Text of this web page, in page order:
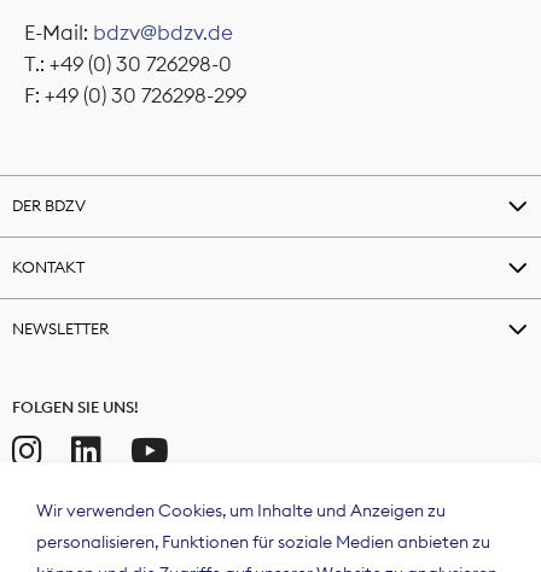
E-Mail: bdzv@bdzv.de
T.: +49 (0) 30 726298-0
F: +49 (0) 30 726298-299
DER BDZV
KONTAKT
NEWSLETTER
FOLGEN SIE UNS!
Wir verwenden Cookies, um Inhalte und Anzeigen zu
personalisieren, Funktionen für soziale Medien anbieten zu